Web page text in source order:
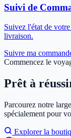
Suivi de
Suivez l'état de
livraison.
Suivre ma
Commencez le
Prêt à
Parcourez notre
spécialement pour
Explorer la